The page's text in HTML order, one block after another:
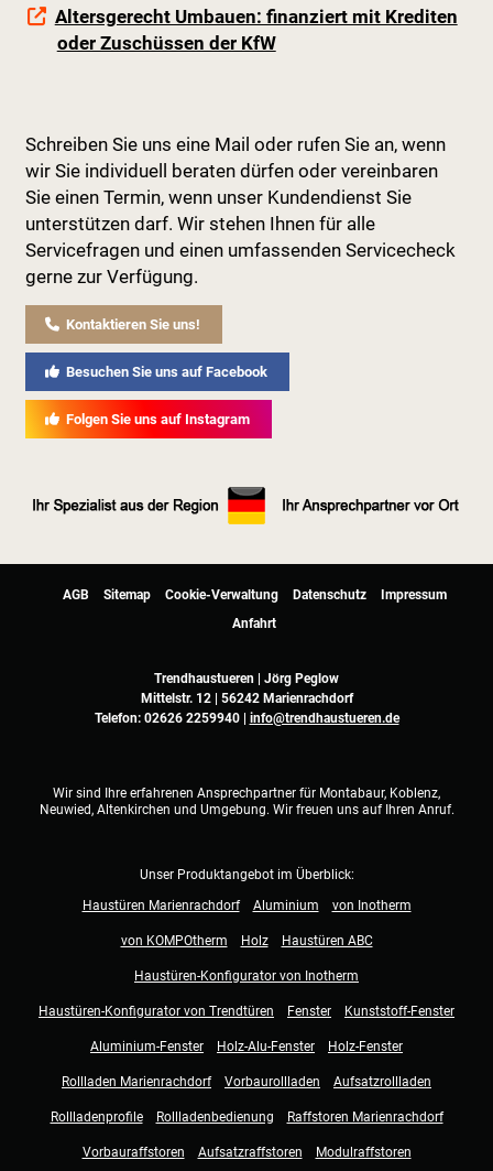
Altersgerecht Umbauen: finanziert mit Krediten
oder Zuschüssen der KfW
Schreiben Sie uns eine Mail oder rufen Sie an, wenn
wir Sie individuell beraten dürfen oder vereinbaren
Sie einen Termin, wenn unser Kundendienst Sie
unterstützen darf. Wir stehen Ihnen für alle
Servicefragen und einen umfassenden Servicecheck
gerne zur Verfügung.
Kontaktieren Sie uns!
Besuchen Sie uns auf Facebook
Folgen Sie uns auf Instagram
AGB Sitemap Cookie-Verwaltung Datenschutz
Impressum
Anfahrt
Trendhaustueren | Jörg Peglow
Mittelstr. 12 | 56242 Marienrachdorf
Telefon: 02626 2259940| info@trendhaustueren.de
Wir sind Ihre erfahrenen Ansprechpartner für Montabaur, Koblenz,
Neuwied, Altenkirchen und Umgebung. Wir freuen uns auf Ihren Anruf.
Unser Produktangebot im Überblick:
Haustüren Marienrachdorf
Aluminium von Inotherm
von KOMPOtherm Holz Haustüren ABC
Haustüren-Konfigurator von Inotherm
Haustüren-Konfigurator von Trendtüren Fenster Kunststoff-Fenster
Aluminium-Fenster Holz-Alu-Fenster Holz-Fenster
Rollladen Marienrachdorf Vorbaurollladen Aufsatzrollladen
Rollladenprofile Rollladenbedienung Raffstoren Marienrachdorf
Vorbauraffstoren Aufsatzraffstoren Modulraffstoren